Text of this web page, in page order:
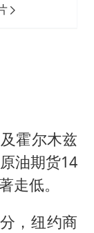
霍尔木兹
油期货14
走低。
，纽约商